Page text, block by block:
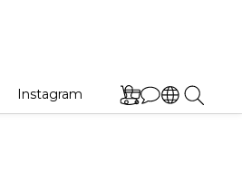
Instagram